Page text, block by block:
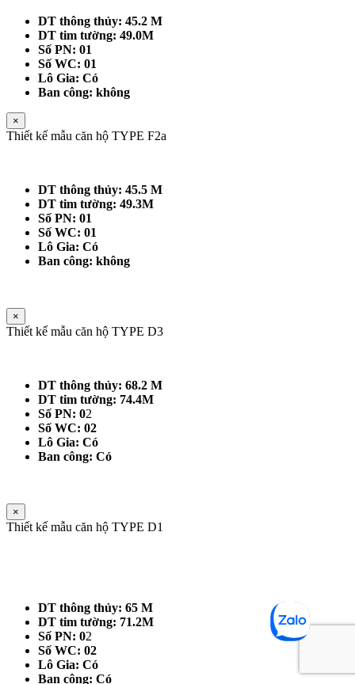
DT thông thủy: 45.2 M
DT tim tường: 49.0M
Số PN: 01
Số WC: 01
Lô Gia: Có
Ban công: không
×
Thiết kế mẫu căn hộ TYPE F2a
DT thông thủy: 45.5 M
DT tim tường: 49.3M
Số PN: 01
Số WC: 01
Lô Gia: Có
Ban công: không
×
Thiết kế mẫu căn hộ TYPE D3
DT thông thủy: 68.2 M
DT tim tường: 74.4M
Số PN: 02
Số WC: 02
Lô Gia: Có
Ban công: Có
×
Thiết kế mẫu căn hộ TYPE D1
DT thông thủy: 65 M
DT tim tường: 71.2M
Số PN: 02
Số WC: 02
Lô Gia: Có
Ban công: Có